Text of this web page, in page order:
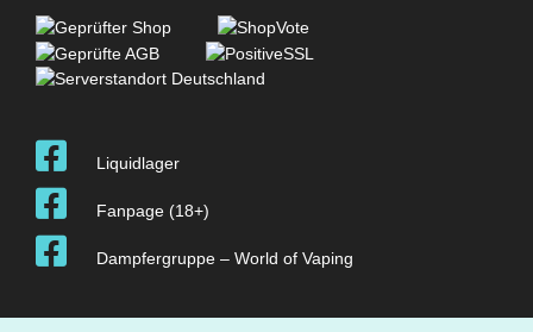
Liquidlager
Fanpage (18+)
Dampfergruppe – World of Vaping